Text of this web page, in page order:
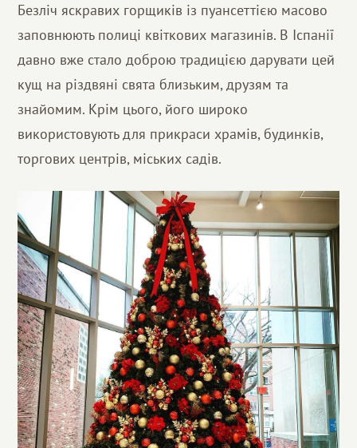
Безліч яскравих горщиків із пуансеттією масово
заповнюють полиці квіткових магазинів. В Іспанії
давно вже стало доброю традицією дарувати цей
кущ на різдвяні свята близьким, друзям та
знайомим. Крім цього, його широко
використовують для прикраси храмів, будинків,
торгових центрів, міських садів.